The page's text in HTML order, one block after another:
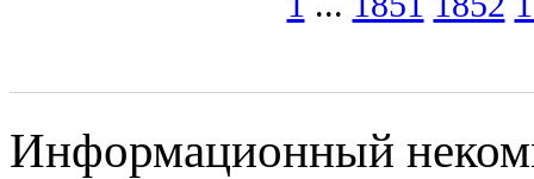
Информационный